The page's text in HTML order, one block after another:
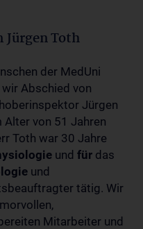
Toth
der MedUni
Abschied von
Jürgen
von 51 Jahren
Toth war 30 Jahre
und für das
und
tätig. Wir
Mitarbeiter und